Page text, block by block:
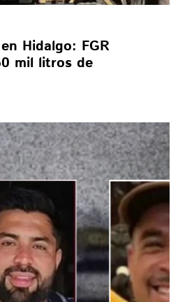
Hidalgo: FGR
mil litros de